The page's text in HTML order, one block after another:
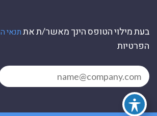
בעת מילוי הטופס הינך מאשר/ת את תנאי
הפרטיות